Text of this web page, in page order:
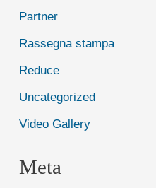
Partner
Rassegna stampa
Reduce
Uncategorized
Video Gallery
Meta